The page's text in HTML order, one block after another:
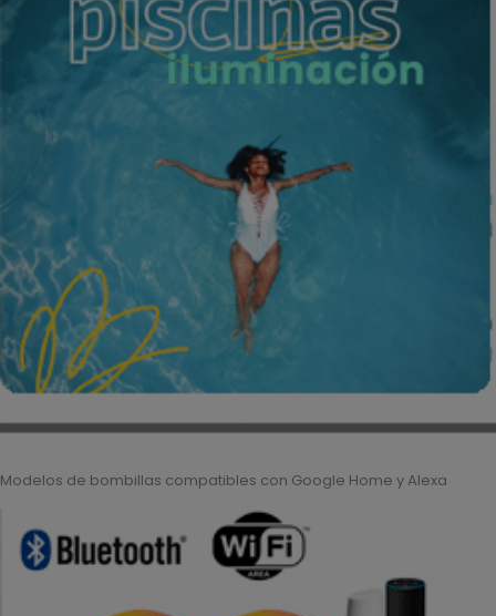
Modelos de bombillas compatibles con Google Home y Alexa